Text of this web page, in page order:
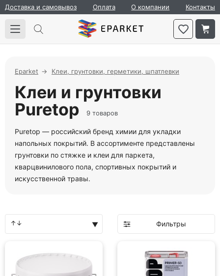
Доставка и самовывоз Оплата О компании Контакты
Eparket Клеи, грунтовки, герметики, шпатлевки
Клеи и грунтовки
Puretop
9 товаров
Puretop — российский бренд химии для укладки
напольных покрытий. В ассортименте представлены
грунтовки по стяжке и клеи для паркета,
кварцвинилового пола, спортивных покрытий и
искусственной травы.
Фильтры